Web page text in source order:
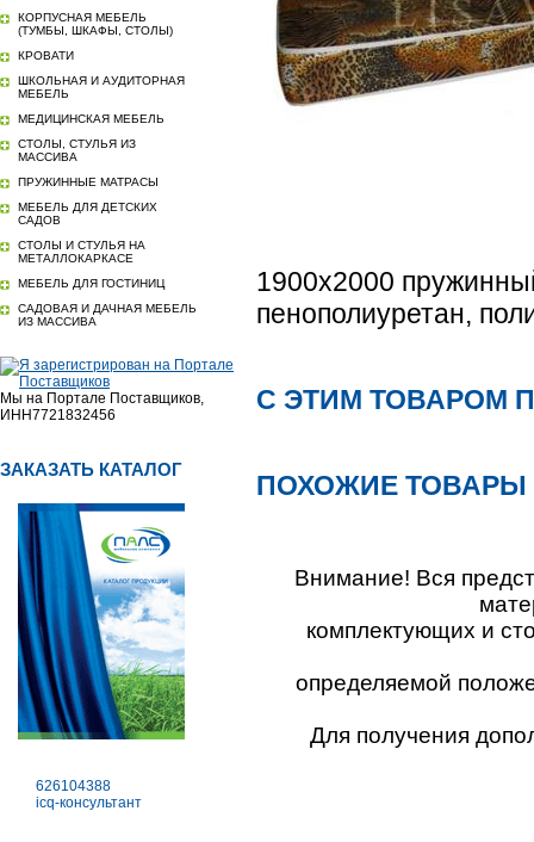
КОРПУСНАЯ МЕБЕЛЬ
(ТУМБЫ, ШКАФЫ, СТОЛЫ)
КРОВАТИ
ШКОЛЬНАЯ И АУДИТОРНАЯ
МЕБЕЛЬ
МЕДИЦИНСКАЯ МЕБЕЛЬ
СТОЛЫ, СТУЛЬЯ ИЗ
МАССИВА
ПРУЖИННЫЕ МАТРАСЫ
МЕБЕЛЬ ДЛЯ ДЕТСКИХ
САДОВ
СТОЛЫ И СТУЛЬЯ НА
МЕТАЛЛОКАРКАСЕ
МЕБЕЛЬ ДЛЯ ГОСТИНИЦ
САДОВАЯ И ДАЧНАЯ МЕБЕЛЬ
ИЗ МАССИВА
Мы на Портале Поставщиков,
ИНН7721832456
ЗАКАЗАТЬ КАТАЛОГ
626104388
icq-консультант
1900х2000
пенополиуретан,
С ЭТИМ ТОВАРОМ
ПОХОЖИЕ ТОВАРЫ
Внимание! Вся
комплектующих и
определяемой
Для получения